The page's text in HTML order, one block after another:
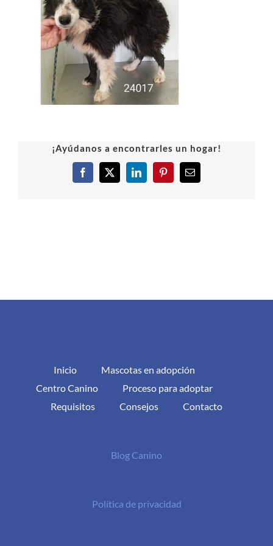
¡Ayúdanos a encontrarles un hogar!
Facebook
X LinkedInPinterestCorreo
Inicio
Mascotas en adopción
Centro Canino
Proceso para adoptar
Requisitos
Consejos Contacto
Blog Canino
Política de privacidad